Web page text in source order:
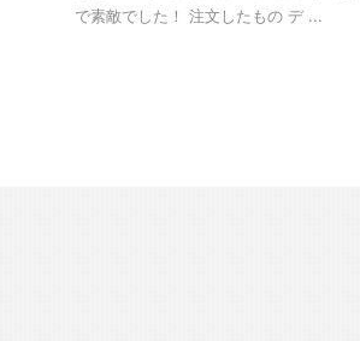
で素敵でした！ 注文したもの デ ...